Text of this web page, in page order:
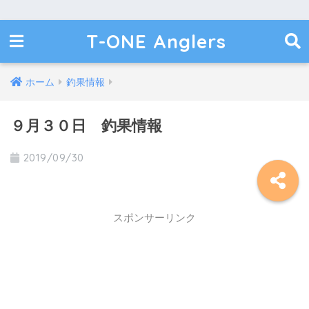
T-ONE Anglers
ホーム 釣果情報
９月３０日 釣果情報
2019/09/30
スポンサーリンク